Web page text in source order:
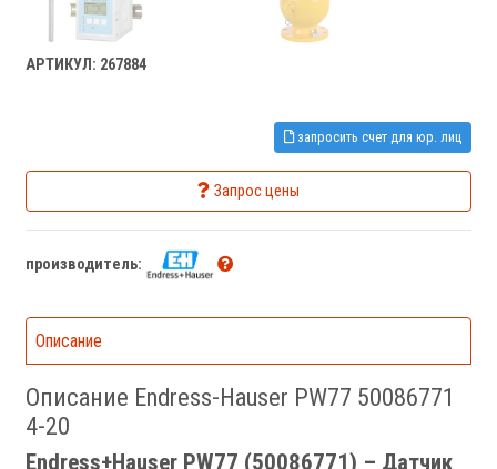
АРТИКУЛ: 267884
запросить счет для юр. лиц
Запрос цены
производитель:
Описание
Описание Endress-Hauser PW77 50086771
4-20
Endress+Hauser PW77 (50086771) – Датчик